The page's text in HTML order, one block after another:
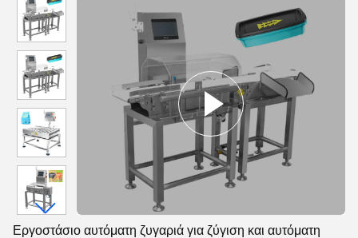
Εργοστάσιο αυτόματη ζυγαριά για ζύγιση και αυτόματη